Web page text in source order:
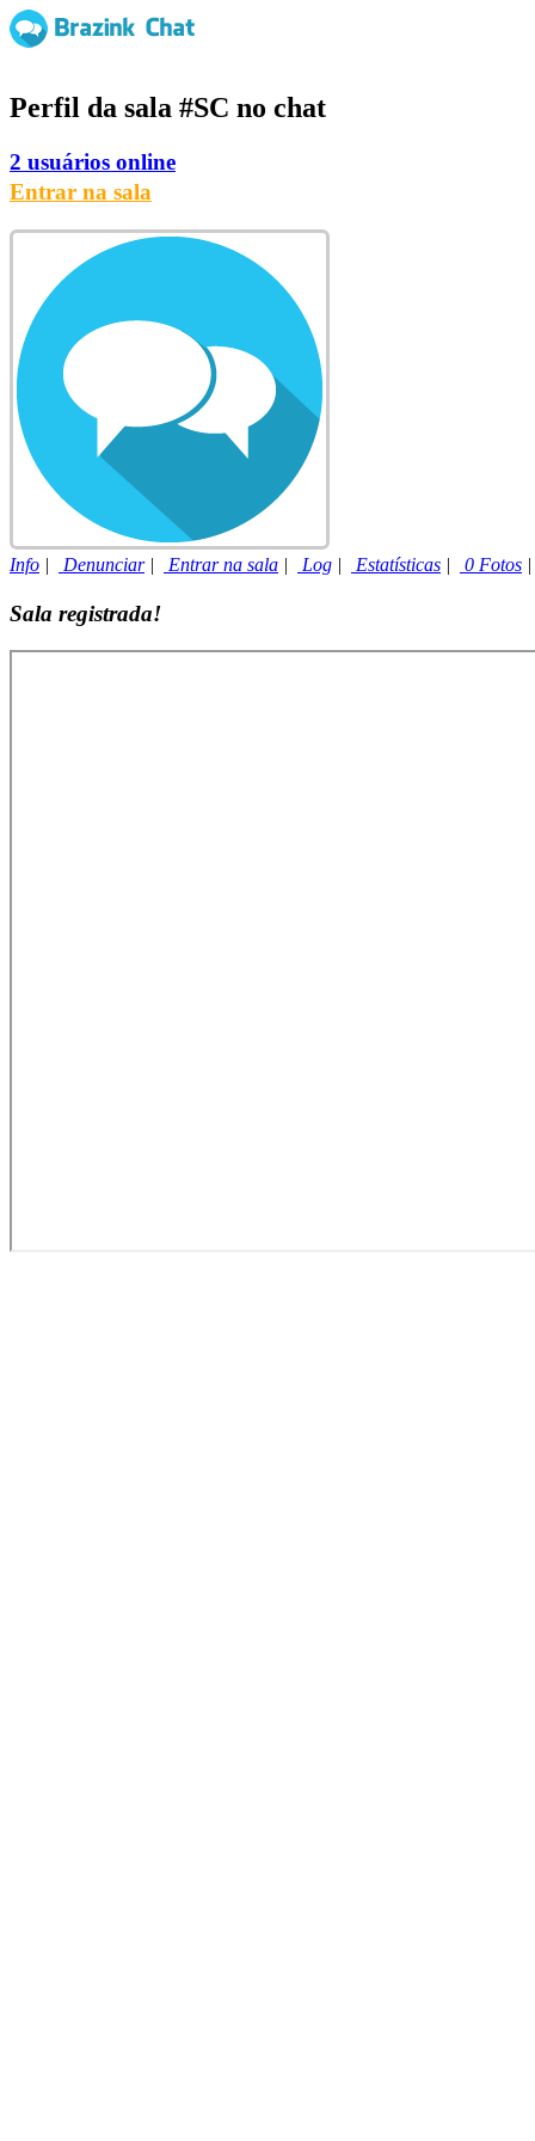
Perfil da sala #SC no chat
2 usuários online
Entrar na sala
Info | Denunciar| Entrar na sala | Log | Estatísticas | 0 Fotos
Sala registrada!